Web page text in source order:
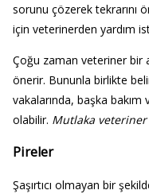
sorunu çözerek tekrarını
için veterinerden yardım
Çoğu zaman veteriner bir
önerir. Bununla birlikte
vakalarında, başka bakım
olabilir. Mutlaka veteriner
Pireler
Şaşırtıcı olmayan bir